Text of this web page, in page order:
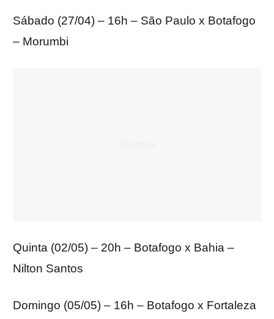
Sábado (27/04) – 16h – São Paulo x Botafogo
– Morumbi
Quinta (02/05) – 20h – Botafogo x Bahia –
Nilton Santos
Domingo (05/05) – 16h – Botafogo x Fortaleza